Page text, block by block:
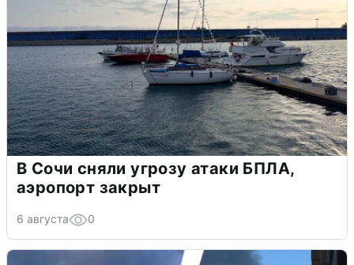
В Сочи сняли угрозу атаки БПЛА,
аэропорт закрыт
6 августа 0